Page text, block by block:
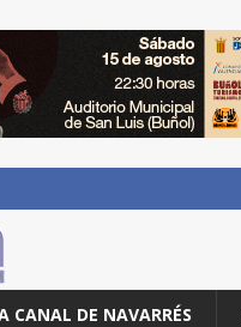
CANAL DE NAVARRÉS